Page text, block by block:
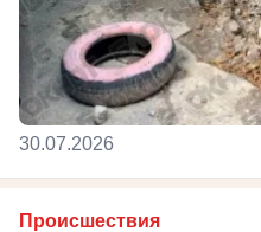
30.07.2026
Происшествия